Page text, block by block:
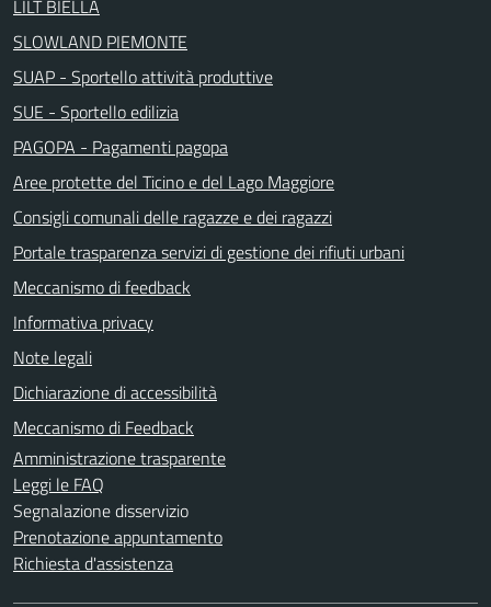
LILT BIELLA
SLOWLAND PIEMONTE
SUAP - Sportello attività produttive
SUE - Sportello edilizia
PAGOPA - Pagamenti pagopa
Aree protette del Ticino e del Lago Maggiore
Consigli comunali delle ragazze e dei ragazzi
Portale trasparenza servizi di gestione dei rifiuti urbani
Meccanismo di feedback
Informativa privacy
Note legali
Dichiarazione di accessibilità
Meccanismo di Feedback
Amministrazione trasparente
Leggi le FAQ
Segnalazione disservizio
Prenotazione appuntamento
Richiesta d'assistenza